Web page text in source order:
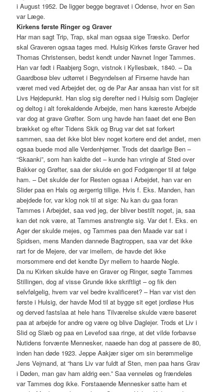
i August 1952. De ligger begge begravet i Odense, hvor en Søn
var Læge.
Kirkens første Ringer og Graver
Har man sagt Trip, Trap, skal man ogsaa sige Træsko. Derfor
skal Graveren ogsaa tages med. Hulsig Kirkes første Graver hed
Thomas Christensen, bedst kendt under Navnet Inger Tammes.
Han var født i Raabjerg Sogn, vistnok i Kyllesbæk, 1840. – Da
Gaardbosø blev udtørret i Begyndelsen af Firserne havde han
været med ved Arbejdet der, og de Par Aar ansaa han vist for sit
Livs Højdepunkt. Han slog sig derefter ned i Hulsig som Daglejer
og deltog i alt forekaldende Arbejde, men hans kæreste Arbejde
var dog at grave Grøfter. Som ung havde han faaet det ene Ben
brækket og efter Tidens Skik og Brug var det sat forkert
sammen, saa det ikke blot blev noget kortere end det andet, men
ogsaa buede mod alle Verdenhjørner. Trods det daarlige Ben –
“Skaanki”, som han kaldte det – kunde han vringle af Sted over
Bakker og Grøfter, saa der skulde en god Fodgænger til at følge
ham. – Det skulde der for Resten ogsaa i Arbejdet, han var en
Slider paa en Hals og ærgerrig tillige. Hvis f. Eks. Manden, han
abejdede for, var klog nok til at sige: Nu kan du gaa foran
Tammes i Arbejdet, saa ved jeg, der bliver bestilt noget, ja, saa
kan det nok være, at Tammes anstrengte sig. Var det f. Eks. en
Ager der skulde mejes, og Tammes paa den Maade var sat i
Spidsen, mens Manden dannede Bagtroppen, saa var det ikke
rart for de Mejere, der var imellem, de havde det ikke
morsommere end det kendte Dyr mellem to haarde Negle.
Da nu Kirken skulde have en Graver og Ringer, søgte Tammes
Stillingen, dog af visse Grunde ikke skriftligt – og fik den
selvfølgelig, hvem var vel bedre kvalificeret? – Han var vist den
første i Hulsig, der havde Mod til at bygge sit eget jordløse Hus
og derved fastslaa at hele hans Tilværelse skulde være baseret
paa at arbejde for andre og være og blive Daglejer. Trods et Liv i
Slid og Slæb og paa en Levefod saa ringe, at det vilde forbavse
Nutidens forvænte Mennesker, naaede han dog at passere de 80,
inden han døde 1923. Jeppe Aakjær siger om sin berømmelige
Jens Vejmand, at “hans Liv var fuldt af Sten, men paa hans Grav
i Døden, man gav ham aldrig een.” Saa venneløs og frændeløs
var Tammes dog ikke. Forstaaende Mennesker satte ham et